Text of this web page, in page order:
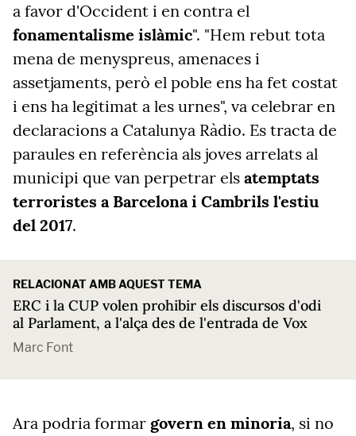
a favor d'Occident i en contra el
fonamentalisme islàmic". "Hem rebut tota
mena de menyspreus, amenaces i
assetjaments, però el poble ens ha fet costat
i ens ha legitimat a les urnes", va celebrar en
declaracions a Catalunya Ràdio. Es tracta de
paraules en referència als joves arrelats al
municipi que van perpetrar els atemptats
terroristes a Barcelona i Cambrils l'estiu
del 2017.
RELACIONAT AMB AQUEST TEMA
ERC i la CUP volen prohibir els discursos d'odi
al Parlament, a l'alça des de l'entrada de Vox
Marc Font
Ara podria formar govern en minoria, si no